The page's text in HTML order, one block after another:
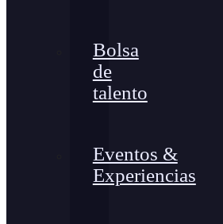
Bolsa
de
talento
Eventos &
Experiencias